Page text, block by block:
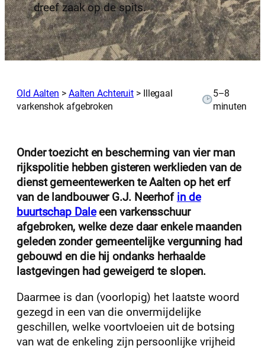
dreef zaak op de spits.
Old Aalten > Aalten Achteruit >
Illegaal
varkenshok afgebroken
5–8
minuten
Onder toezicht en bescherming van vier man
rijkspolitie hebben gisteren werklieden van de
dienst gemeentewerken te Aalten op het erf
van de landbouwer G.J. Neerhof in de
buurtschap Daleeen varkensschuur
afgebroken, welke deze daar enkele maanden
geleden zonder gemeentelijke vergunning had
gebouwd en die hij ondanks herhaalde
lastgevingen had geweigerd te slopen.
Daarmee is dan (voorlopig) het laatste woord
gezegd in een van die onvermijdelijke
geschillen, welke voortvloeien uit de botsing
van wat de enkeling zijn persoonlijke vrijheid